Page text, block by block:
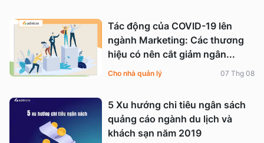
Tác động của COVID-19 lên
ngành Marketing: Các thương
hiệu có nên cắt giảm ngân...
Cho nhà quản lý 07 Thg 08
5 Xu hướng chi tiêu ngân sách
quảng cáo ngành du lịch và
khách sạn năm 2019